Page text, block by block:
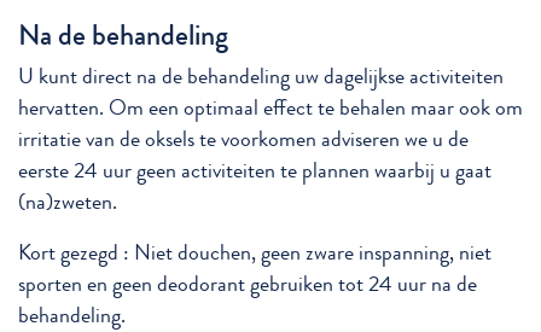
Na de behandeling
U kunt direct na de behandeling uw dagelijkse activiteiten
hervatten. Om een optimaal effect te behalen maar ook om
irritatie van de oksels te voorkomen adviseren we u de
eerste 24 uur geen activiteiten te plannen waarbij u gaat
(na)zweten.
Kort gezegd : Niet douchen, geen zware inspanning, niet
sporten en geen deodorant gebruiken tot 24 uur na de
behandeling.